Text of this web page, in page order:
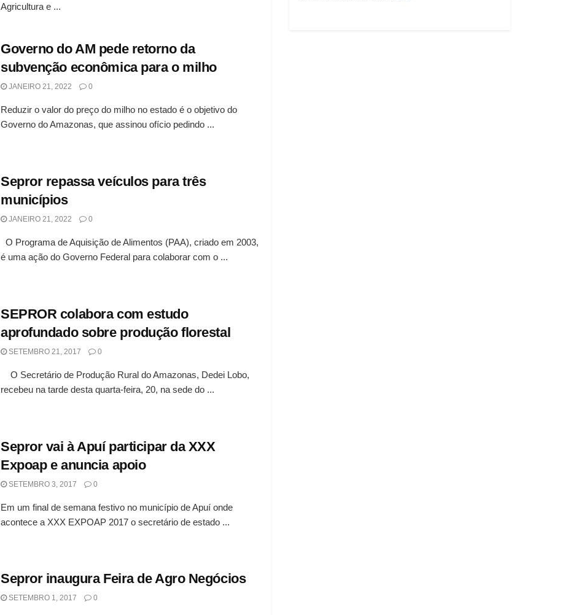
Agricultura e ...
Governo do AM pede retorno da
subvenção econômica para o milho
JANEIRO 21, 2022 0
Reduzir o valor do preço do milho no estado é o objetivo do
Governo do Amazonas, que assinou ofício pedindo ...
Sepror repassa veículos para três
municípios
JANEIRO 21, 2022 0
O Programa de Aquisição de Alimentos (PAA), criado em 2003,
é uma ação do Governo Federal para colaborar com o ...
SEPROR colabora com estudo
aprofundado sobre produção florestal
SETEMBRO 21, 2017 0
O Secretário de Produção Rural do Amazonas, Dedei Lobo,
recebeu na tarde desta quarta-feira, 20, na sede do ...
Sepror vai à Apuí participar da XXX
Expoap e anuncia apoio
SETEMBRO 3, 2017 0
Em um final de semana festivo no município de Apuí onde
acontece a XXX EXPOAP 2017 o secretário de estado ...
Sepror inaugura Feira de Agro Negócios
SETEMBRO 1, 2017 0